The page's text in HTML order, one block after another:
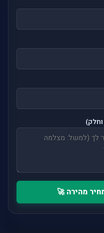
מהירה 🚀